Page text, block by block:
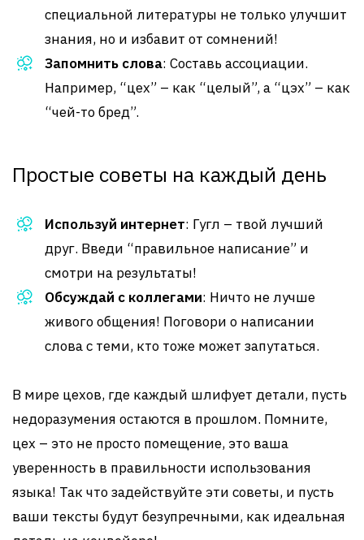
специальной литературы не только улучшит
знания, но и избавит от сомнений!
Запомнить слова: Составь ассоциации.
Например, “цех” – как “целый”, а “цэх” – как
“чей-то бред”.
Простые советы на каждый день
Используй интернет: Гугл – твой лучший
друг. Введи “правильное написание” и
смотри на результаты!
Обсуждай с коллегами: Ничто не лучше
живого общения! Поговори о написании
слова с теми, кто тоже может запутаться.
В мире цехов, где каждый шлифует детали, пусть
недоразумения остаются в прошлом. Помните,
цех – это не просто помещение, это ваша
уверенность в правильности использования
языка! Так что задействуйте эти советы, и пусть
ваши тексты будут безупречными, как идеальная